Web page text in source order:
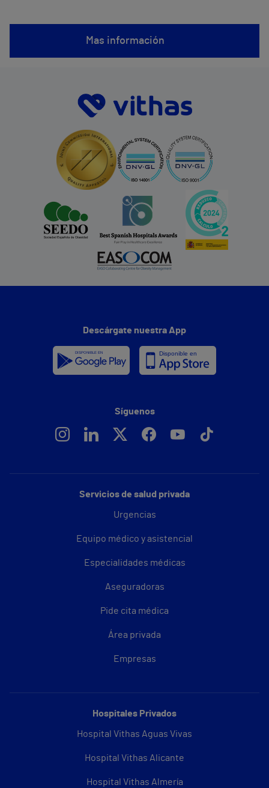
Mas información
Servicios de salud privada
Urgencias
Equipo médico y asistencial
Especialidades médicas
Aseguradoras
Pide cita médica
Área privada
Empresas
Hospitales Privados
Hospital Vithas Aguas Vivas
Hospital Vithas Alicante
Hospital Vithas Almería
Descárgate nuestra App
Síguenos